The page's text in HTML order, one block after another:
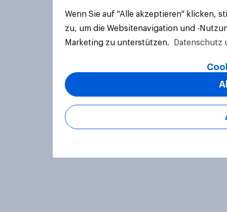
Wenn Sie auf "Alle akzeptieren" klicken,
zu, um die Websitenavigation und -
Marketing zu unterstützen.
Datenschutz